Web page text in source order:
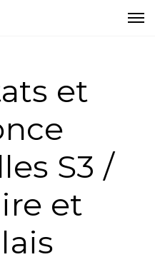
et
S3 /
et